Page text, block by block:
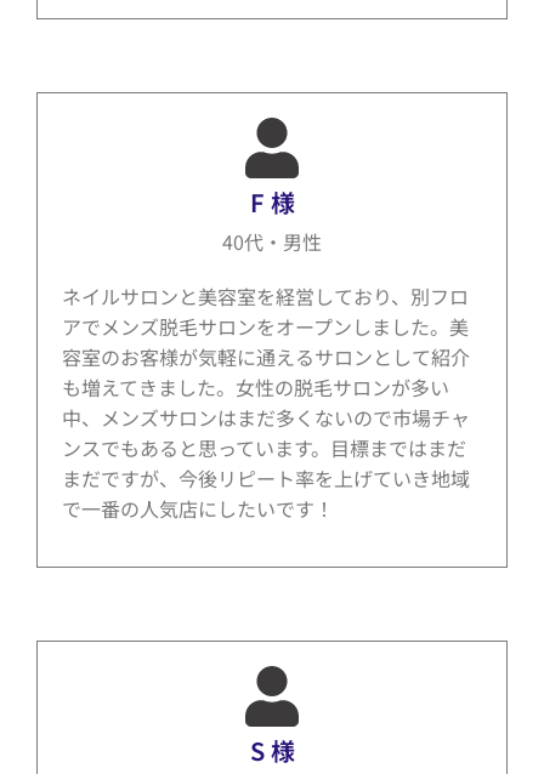
F 様
40代・男性
ネイルサロンと美容室を経営しており、別フロ
アでメンズ脱毛サロンをオープンしました。美
容室のお客様が気軽に通えるサロンとして紹介
も増えてきました。女性の脱毛サロンが多い
中、メンズサロンはまだ多くないので市場チャ
ンスでもあると思っています。目標まではまだ
まだですが、今後リピート率を上げていき地域
で一番の人気店にしたいです！
S 様